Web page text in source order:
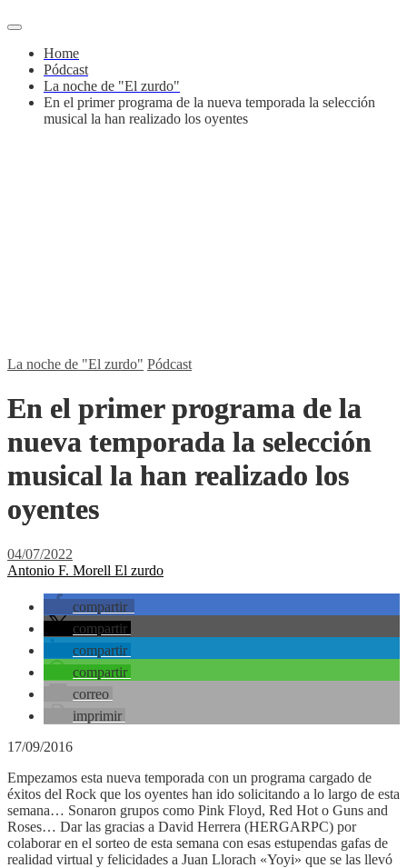
Home
Pódcast
La noche de "El zurdo"
En el primer programa de la nueva temporada la selección
musical la han realizado los oyentes
La noche de "El zurdo" Pódcast
En el primer programa de la
nueva temporada la selección
musical la han realizado los
oyentes
04/07/2022
Antonio F. Morell El zurdo
compartir
compartir
compartir
compartir
correo
imprimir
17/09/2016
Empezamos esta nueva temporada con un programa cargado de
éxitos del Rock que los oyentes han ido solicitando a lo largo de esta
semana… Sonaron grupos como Pink Floyd, Red Hot o Guns and
Roses… Dar las gracias a David Herrera (HERGARPC) por
colaborar en el sorteo de esta semana con esas estupendas gafas de
realidad virtual y felicidades a Juan Llorach «Yoyi» que se las llevó